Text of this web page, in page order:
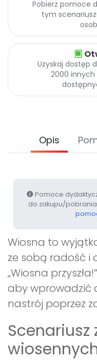
Archiwalne
Promocje
Pobierz pomoce
tym
Uzyskaj dostęp
2000 innych
Opis
Pomoce
do zakupu/
Wiosna to
ze sobą radość i
„Wiosna
aby wprowadzić
nastrój poprzez
Scenariusz